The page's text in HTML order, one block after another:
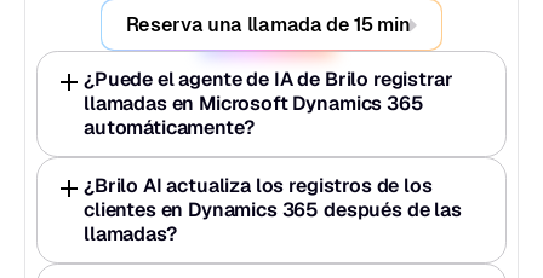
Reserva una llamada de 15 min
¿Puede el agente de IA de Brilo registrar
llamadas en Microsoft Dynamics 365
automáticamente?
¿Brilo AI actualiza los registros de los
clientes en Dynamics 365 después de las
llamadas?